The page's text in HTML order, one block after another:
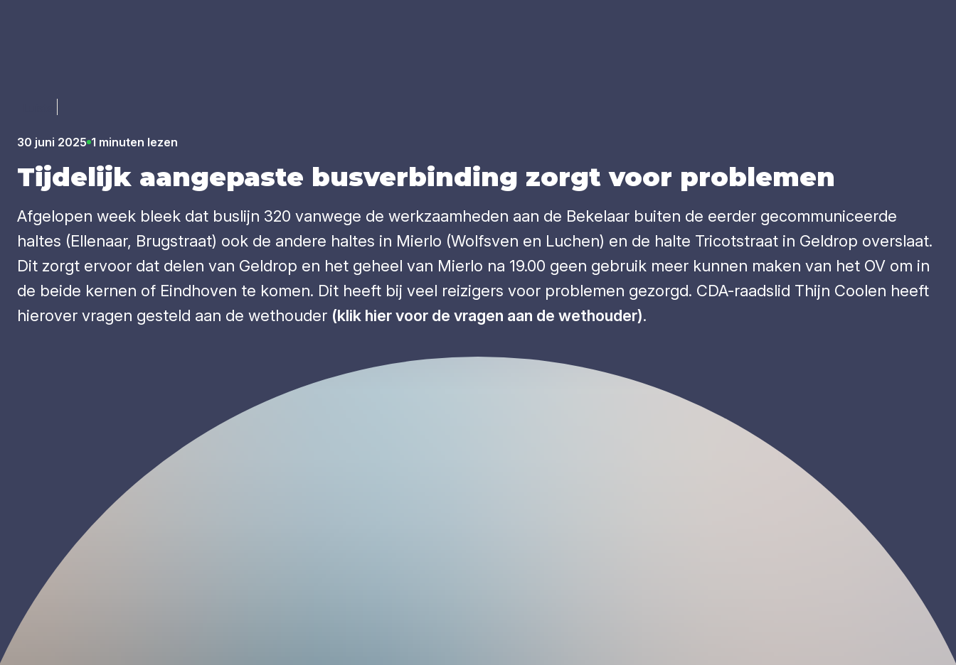
30 juni 2025 1 minuten lezen
Tij­de­lijk aan­ge­pas­te bus­ver­bin­ding zorgt voor pro­ble­men
Afgelopen week bleek dat buslijn 320 vanwege de werkzaamheden aan de Bekelaar buiten de eerder gecommuniceerde
haltes (Ellenaar, Brugstraat) ook de andere haltes in Mierlo (Wolfsven en Luchen) en de halte Tricotstraat in Geldrop overslaat.
Dit zorgt ervoor dat delen van Geldrop en het geheel van Mierlo na 19.00 geen gebruik meer kunnen maken van het OV om in
de beide kernen of Eindhoven te komen. Dit heeft bij veel reizigers voor problemen gezorgd. CDA-raadslid Thijn Coolen heeft
hierover vragen gesteld aan de wethouder (klik hier voor de vragen aan de wethouder).